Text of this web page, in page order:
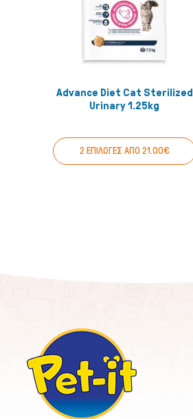
Quick View
Advance Diet Cat Sterilized
Urinary 1.25kg
2 ΕΠΙΛΟΓΕΣ ΑΠΟ 21.00€